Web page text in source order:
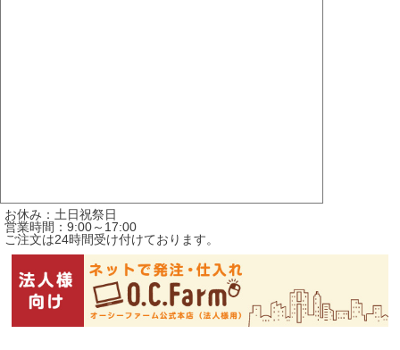
お休み：土日祝祭日
営業時間：9:00～17:00
ご注文は24時間受け付けております。